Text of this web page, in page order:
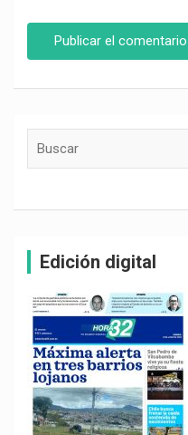
Edición digital